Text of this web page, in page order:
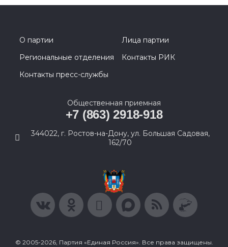
О партии
Лица партии
Региональные отделения
Контакты РИК
Контакты пресс-службы
Общественная приемная
+7 (863) 2918-918
344022, г. Ростов-на-Дону, ул. Большая Садовая,
162/70
© 2005-2026, Партия «Единая Россия». Все права защищены.